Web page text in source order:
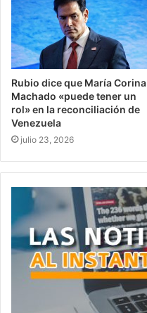
Rubio dice que María Corina
Machado «puede tener un
rol» en la reconciliación de
Venezuela
julio 23, 2026